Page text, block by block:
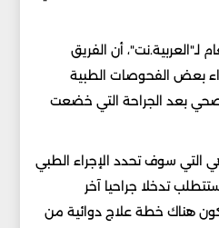
أن الفريق
بعض الفحوصات الطبية
بعد الجراحة التي خضعت
سوف تحدد الإجراء الطبي
تدخلا جراحيا آخر
هناك خطة علاج دوائية من